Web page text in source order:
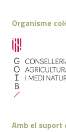
Organisme
Amb el suport